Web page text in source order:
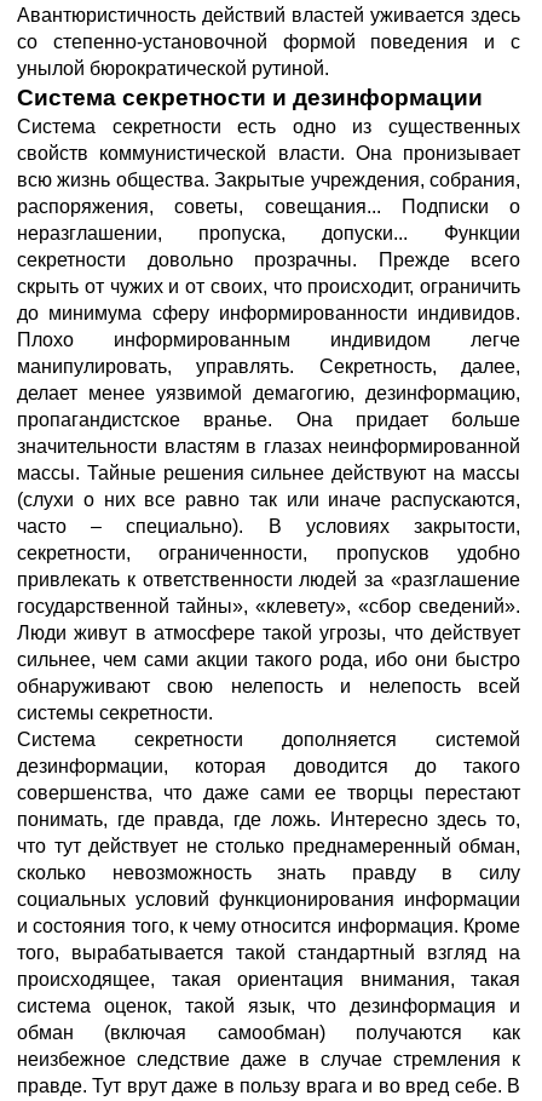
Авантюристичность действий властей уживается здесь
со степенно-установочной формой поведения и с
унылой бюрократической рутиной.
Система секретности и дезинформации
Система секретности есть одно из существенных
свойств коммунистической власти. Она пронизывает
всю жизнь общества. Закрытые учреждения, собрания,
распоряжения, советы, совещания... Подписки о
неразглашении, пропуска, допуски... Функции
секретности довольно прозрачны. Прежде всего
скрыть от чужих и от своих, что происходит, ограничить
до минимума сферу информированности индивидов.
Плохо информированным индивидом легче
манипулировать, управлять. Секретность, далее,
делает менее уязвимой демагогию, дезинформацию,
пропагандистское вранье. Она придает больше
значительности властям в глазах неинформированной
массы. Тайные решения сильнее действуют на массы
(слухи о них все равно так или иначе распускаются,
часто – специально). В условиях закрытости,
секретности, ограниченности, пропусков удобно
привлекать к ответственности людей за «разглашение
государственной тайны», «клевету», «сбор сведений».
Люди живут в атмосфере такой угрозы, что действует
сильнее, чем сами акции такого рода, ибо они быстро
обнаруживают свою нелепость и нелепость всей
системы секретности.
Система секретности дополняется системой
дезинформации, которая доводится до такого
совершенства, что даже сами ее творцы перестают
понимать, где правда, где ложь. Интересно здесь то,
что тут действует не столько преднамеренный обман,
сколько невозможность знать правду в силу
социальных условий функционирования информации
и состояния того, к чему относится информация. Кроме
того, вырабатывается такой стандартный взгляд на
происходящее, такая ориентация внимания, такая
система оценок, такой язык, что дезинформация и
обман (включая самообман) получаются как
неизбежное следствие даже в случае стремления к
правде. Тут врут даже в пользу врага и во вред себе. В